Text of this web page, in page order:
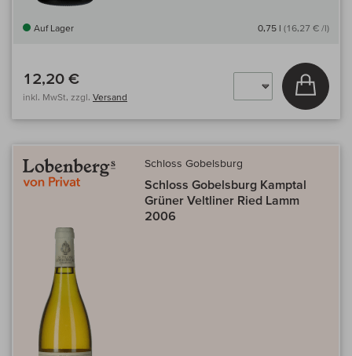
Auf Lager 0,75 l (16,27 € /l)
12,20 €
inkl. MwSt, zzgl. Versand
In
Schloss Gobelsburg
Schloss Gobelsburg Kamptal
Grüner Veltliner Ried Lamm
2006